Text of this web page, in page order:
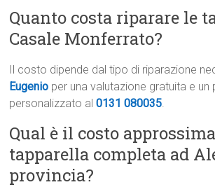
Quanto costa riparare le
Casale Monferrato?
Il costo dipende dal tipo di riparazione
Eugenio per una valutazione gratuita e un
personalizzato al0131 080035.
Qual è il costo
tapparella completa ad
provincia?